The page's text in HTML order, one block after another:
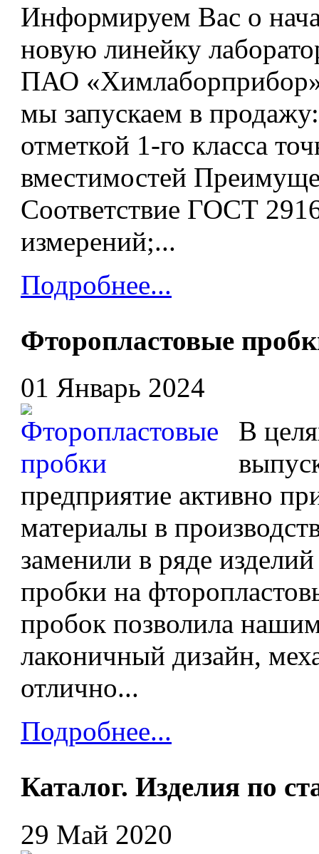
Информируем Вас о
новую линейку
ПАО
мы запускаем в
отметкой 1-го класса
вместимостей
Соответствие ГОСТ
измерений;...
Подробнее...
Фторопластовые
01 Январь 2024
В
предприятие активно
материалы в
заменили в ряде
пробки на
пробок позволила
лаконичный дизайн,
отлично...
Подробнее...
Каталог. Изделия по
29 Май 2020